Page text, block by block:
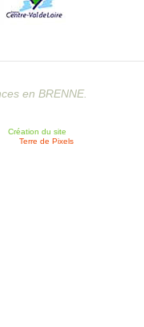
en BRENNE.
Création du site
Terre de Pixels